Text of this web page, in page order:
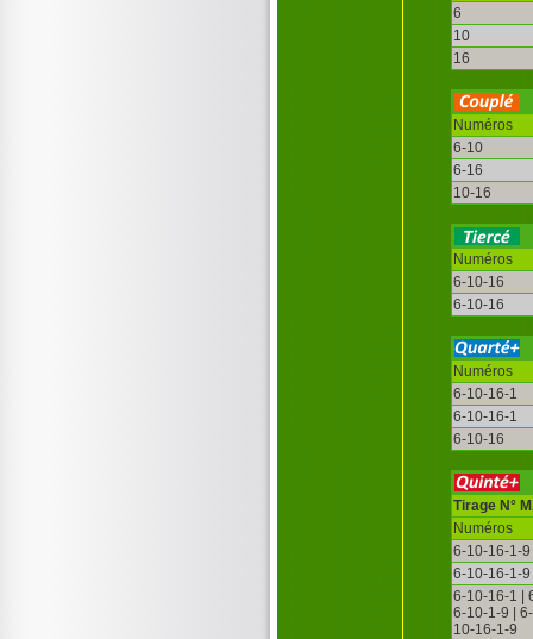
6
10
16
Numéros
6-10
6-16
10-16
Numéros
6-10-16
6-10-16
Numéros
6-10-16-1
6-10-16-1
6-10-16
Tirage N°
Numéros
6-10-16-1-9
6-10-16-1-9
6-10-16-1 |
6-10-1-9 |
10-16-1-9